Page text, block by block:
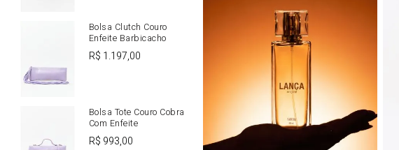
Bolsa Clutch Couro
Enfeite Barbicacho
R$ 1.197,00
Bolsa Tote Couro Cobra
Com Enfeite
R$ 993,00